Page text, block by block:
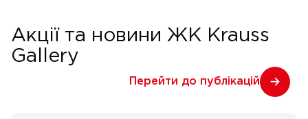
Акції та новини ЖК Krauss
Gallery
Перейти до публікацій